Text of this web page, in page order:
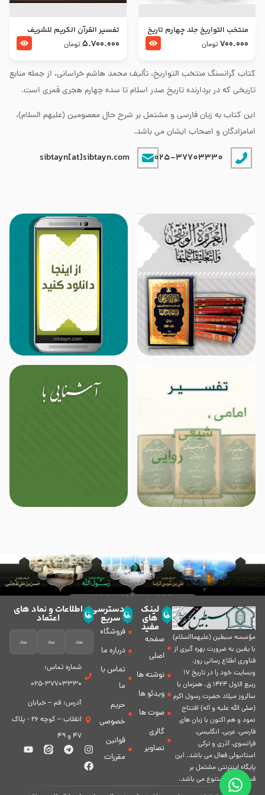
کتاب گرانسنگ منتخب التواريخ، تألیف محمد هاشم خراسانی، از جمله منابع
تاریخی که در بردارنده تاریخ صدر اسلام تا سده چهارم هجری قمری است.
این کتاب به زبان فارسی و مشتمل بر شرح حال معصومین (علیهم السلام)،
امامزادگان و اصحاب ایشان می باشد.
025-37703330
sibtayn[at]sibtayn.com
منتخب التواریخ جلد چهارم تاریخ
امام زین العابدین و امام محمد
700.000 تومان
تفسير القرآن الكريم للشريف
المرتضي قدس سرّه
5.700.000 تومان
مؤسسه سبطين (عليهماالسلام)
با يقين به ضرورت بهره گیرى از
فناورى اطلاع رسانى روز،
وبسایت خود را در تاريخ 17
ربيع الاول 1424 ق. همزمان با
سالروز ميلاد حضرت رسول اكرم
(صلی الله علیه و آله) افتتاح
نمود و هم اكنون با زبان های
فارسی، عربى، انگلیسی،
فرانسوی، آذری و ترکی
استانبولی فعال مى باشد. اين
پايگاه اينترنتى مشتمل بر
قسمت هاى متنوع مى باشد.
لینک
های
مفید
صفحه
اصلی
نوشته ها
ویدئو ها
صوت ها
گالری
تصاویر
دسترسی
سریع
فروشگاه
درباره ما
تماس با
ما
حریم
خصوصی
قوانین
مقررات
اطلاعات و نماد های
اعتماد
شماره تماس:
37703330-025
آدرس: قم – خیابان
انقلاب – کوچه 26 - پلاک
47 و 49